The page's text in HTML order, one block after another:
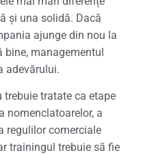
și una solidă. Dacă
ajunge din nou la
bine, managementul
adevărului.
tratate ca etape
nomenclatoarelor, a
regulilor comerciale
trainingul trebuie să fie